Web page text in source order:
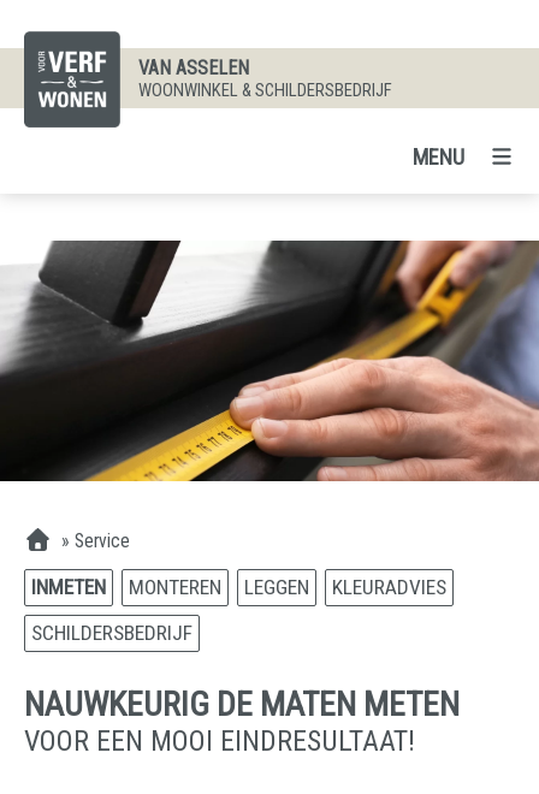
VAN ASSELEN
WOONWINKEL & SCHILDERSBEDRIJF
MENU
»Service
INMETEN MONTEREN LEGGEN
KLEURADVIES
SCHILDERSBEDRIJF
NAUWKEURIG DE MATEN METEN
VOOR EEN MOOI EINDRESULTAAT!